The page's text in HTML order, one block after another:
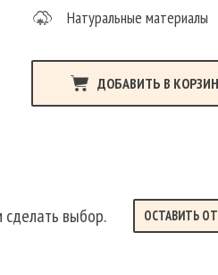
Натуральные материалы
ДОБАВИТЬ В
сделать выбор. ОСТАВИТЬ